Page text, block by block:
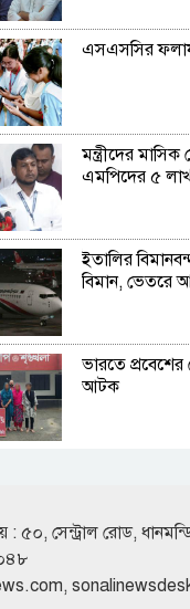
এসএসসির
মন্ত্রীদের
এমপিদের ৫
ইতালির
বিমান, ভেতরে
ভারতে প্রবেশের
আটক
সাকিবের
ক্রীড়া প্রতিমন্ত্রী
: ৫০, সেন্ট্রাল রোড,
,